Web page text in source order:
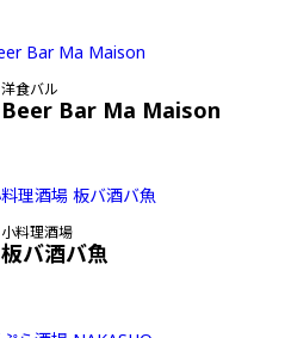
洋食バル
Beer Bar Ma Maison
小料理酒場
板バ酒バ魚